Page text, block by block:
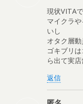
現状VITA
マイクラ
いし
オタク層
ゴキブリ
ら出て実
返信